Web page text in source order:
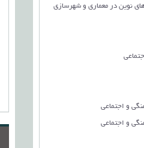
نوین در معماری و شهرسازی
و اجتماعی
و اجتماعی